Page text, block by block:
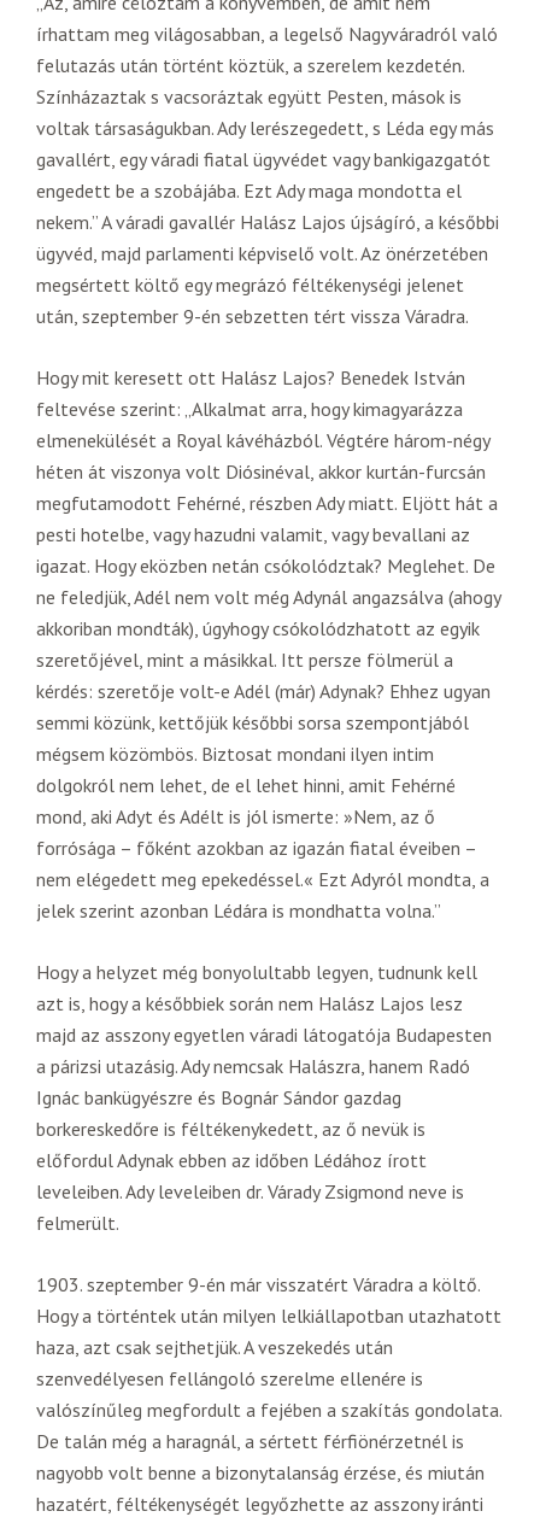
írhattam meg világosabban, a legelső Nagyváradról való
felutazás után történt köztük, a szerelem kezdetén.
Színházaztak s vacsoráztak együtt Pesten, mások is
voltak társaságukban. Ady lerészegedett, s Léda egy más
gavallért, egy váradi fiatal ügyvédet vagy bankigazgatót
engedett be a szobájába. Ezt Ady maga mondotta el
nekem.” A váradi gavallér Halász Lajos újságíró, a későbbi
ügyvéd, majd parlamenti képviselő volt. Az önérzetében
megsértett költő egy megrázó féltékenységi jelenet
után, szeptember 9-én sebzetten tért vissza Váradra.
Hogy mit keresett ott Halász Lajos? Benedek István
feltevése szerint: „Alkalmat arra, hogy kimagyarázza
elmenekülését a Royal kávéházból. Végtére három-négy
héten át viszonya volt Diósinéval, akkor kurtán-furcsán
megfutamodott Fehérné, részben Ady miatt. Eljött hát a
pesti hotelbe, vagy hazudni valamit, vagy bevallani az
igazat. Hogy eközben netán csókolództak? Meglehet. De
ne feledjük, Adél nem volt még Adynál angazsálva (ahogy
akkoriban mondták), úgyhogy csókolódzhatott az egyik
szeretőjével, mint a másikkal. Itt persze fölmerül a
kérdés: szeretője volt-e Adél (már) Adynak? Ehhez ugyan
semmi közünk, kettőjük későbbi sorsa szempontjából
mégsem közömbös. Biztosat mondani ilyen intim
dolgokról nem lehet, de el lehet hinni, amit Fehérné
mond, aki Adyt és Adélt is jól ismerte: »Nem, az ő
forrósága – főként azokban az igazán fiatal éveiben –
nem elégedett meg epekedéssel.« Ezt Adyról mondta, a
jelek szerint azonban Lédára is mondhatta volna.”
Hogy a helyzet még bonyolultabb legyen, tudnunk kell
azt is, hogy a későbbiek során nem Halász Lajos lesz
majd az asszony egyetlen váradi látogatója Budapesten
a párizsi utazásig. Ady nemcsak Halászra, hanem Radó
Ignác bankügyészre és Bognár Sándor gazdag
borkereskedőre is féltékenykedett, az ő nevük is
előfordul Adynak ebben az időben Lédához írott
leveleiben. Ady leveleiben dr. Várady Zsigmond neve is
felmerült.
1903. szeptember 9-én már visszatért Váradra a költő.
Hogy a történtek után milyen lelkiállapotban utazhatott
haza, azt csak sejthetjük. A veszekedés után
szenvedélyesen fellángoló szerelme ellenére is
valószínűleg megfordult a fejében a szakítás gondolata.
De talán még a haragnál, a sértett férfiönérzetnél is
nagyobb volt benne a bizonytalanság érzése, és miután
hazatért, féltékenységét legyőzhette az asszony iránti